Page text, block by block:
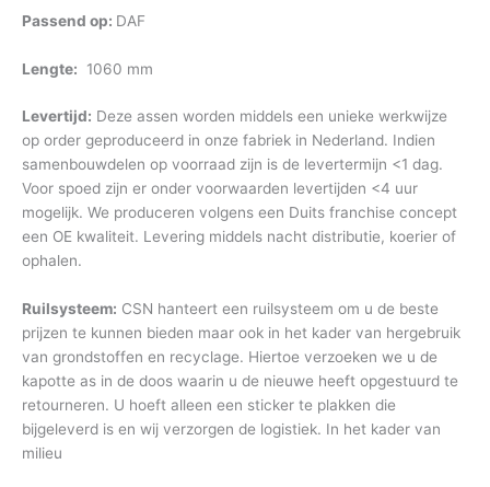
Passend op: DAF
Lengte: 1060 mm
Levertijd: Deze assen worden middels een unieke werkwijze
op order geproduceerd in onze fabriek in Nederland. Indien
samenbouwdelen op voorraad zijn is de levertermijn <1 dag.
Voor spoed zijn er onder voorwaarden levertijden <4 uur
mogelijk. We produceren volgens een Duits franchise concept
een OE kwaliteit. Levering middels nacht distributie, koerier of
ophalen.
Ruilsysteem: CSN hanteert een ruilsysteem om u de beste
prijzen te kunnen bieden maar ook in het kader van hergebruik
van grondstoffen en recyclage. Hiertoe verzoeken we u de
kapotte as in de doos waarin u de nieuwe heeft opgestuurd te
retourneren. U hoeft alleen een sticker te plakken die
bijgeleverd is en wij verzorgen de logistiek. In het kader van
milieu